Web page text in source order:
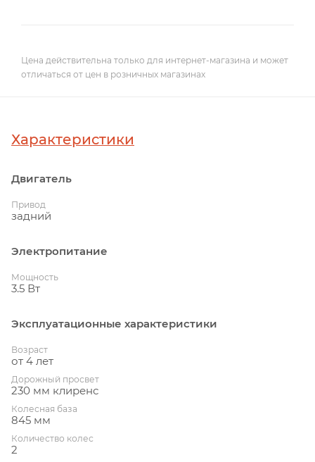
Цена действительна только для интернет-магазина и может
отличаться от цен в розничных магазинах
Характеристики
Двигатель
Привод
задний
Электропитание
Мощность
3.5 Вт
Эксплуатационные характеристики
Возраст
от 4 лет
Дорожный просвет
230 мм клиренс
Колесная база
845 мм
Количество колес
2